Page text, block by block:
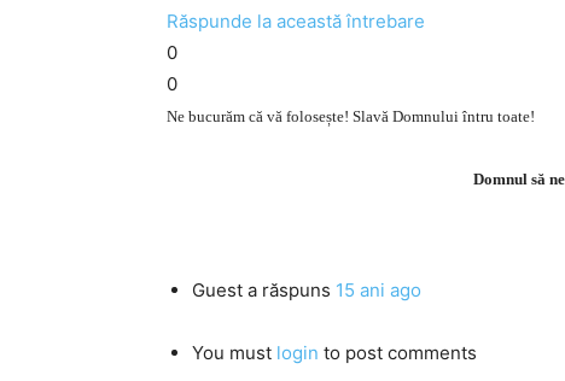
Răspunde la această întrebare
0
0
Ne bucurăm că vă folosește! Slavă Domnului întru toate!
Domnul să
Guest a răspuns 15 ani ago
You must login to post comments